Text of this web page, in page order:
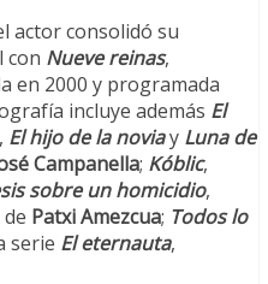
actor consolidó su
con Nueve reinas,
en 2000 y programada
incluye además El
, El hijo de la noviay Luna de
Campanella; Kóblic,
sobre un homicidio,
de Patxi Amezcua; Todos lo
serie El eternauta,